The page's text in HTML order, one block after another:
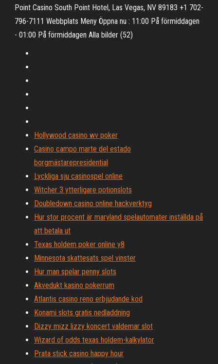
Point Casino South Point Hotel, Las Vegas, NV 89183 +1 702-
796-7111 Webbplats Meny Öppna nu : 11:00 På förmiddagen
- 01:00 På förmiddagen Alla bilder (52)
Hollywood casino wv poker
Casino campo marte del estado
borgmästarepresidential
Lyckliga sju casinospel online
Witcher 3 ytterligare potionslots
Doubledown casino online hackverktyg
Hur stor procent är maryland spelautomater inställda på
att betala ut
Texas holdem poker online y8
Minnesota skattesats spel vinster
Hur man spelar penny slots
Akvedukt kasino pokerrum
Atlantis casino reno erbjudande kod
Konami slots gratis nedladdning
Dizzy mizz lizzy koncert valdemar slot
Wizard of odds texas holdem-kalkylator
Prata stick casino happy hour